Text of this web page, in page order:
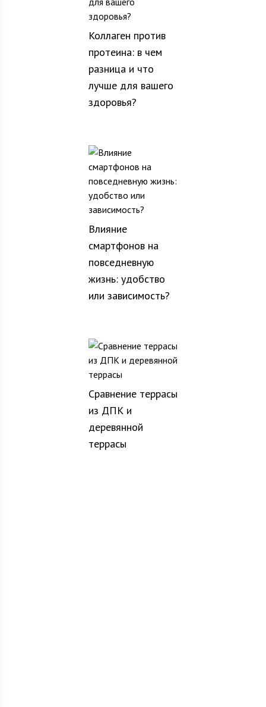
Коллаген против
протеина: в чем
разница и что
лучше для вашего
здоровья?
Влияние
смартфонов на
повседневную
жизнь: удобство
или зависимость?
Сравнение террасы
из ДПК и
деревянной
террасы